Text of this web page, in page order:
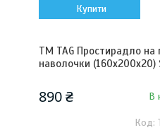
Купити
ТМ TAG Простирадло на
наволочки (160х200х20)
890 ₴ В